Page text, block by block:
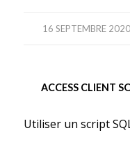
16 SEPTEMBRE 2020
/
ACCESS CLIENT
Utiliser un script